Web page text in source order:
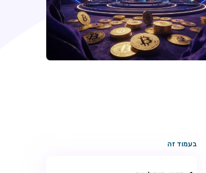
בעמוד זה